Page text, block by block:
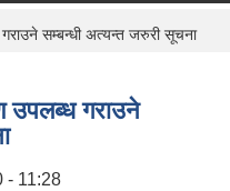
सम्बन्धी अत्यन्त जरुरी सूचना
उपलब्ध गराउने
- 11:28